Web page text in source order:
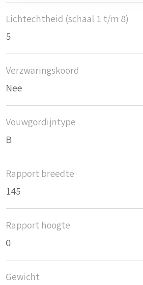
Lichtechtheid (schaal 1 t/m 8)
5
Verzwaringskoord
Nee
Vouwgordijntype
B
Rapport breedte
145
Rapport hoogte
0
Gewicht